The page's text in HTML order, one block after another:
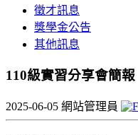
徵才訊息
獎學金公告
其他訊息
110級實習分享會簡報
2025-06-05 網站管理員